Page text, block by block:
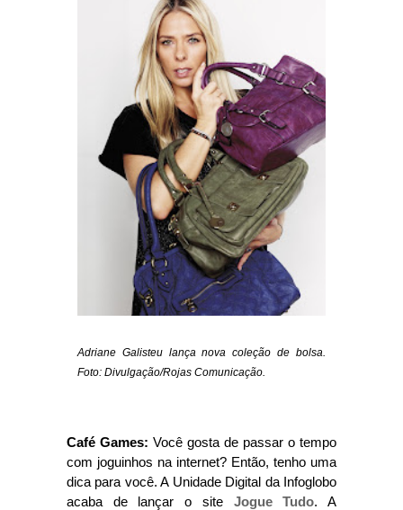
Adriane Galisteu lança nova coleção de bolsa.
Foto: Divulgação/Rojas Comunicação.
Café Games: Você gosta de passar o tempo
com joguinhos na internet? Então, tenho uma
dica para você. A Unidade Digital da Infoglobo
acaba de lançar o site Jogue Tudo. A